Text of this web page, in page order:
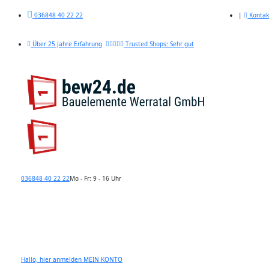
036848 40 22 22 |
Über 25 Jahre Erfahrung Trusted Shops: Sehr gut
036848 40 22 22Mo - Fr: 9 - 16 Uhr
Hallo, hier anmelden MEIN KONTO